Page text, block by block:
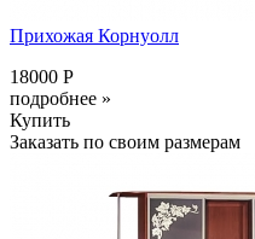
Прихожая Корнуолл
18000 Р
подробнее »
Купить
Заказать по своим размерам